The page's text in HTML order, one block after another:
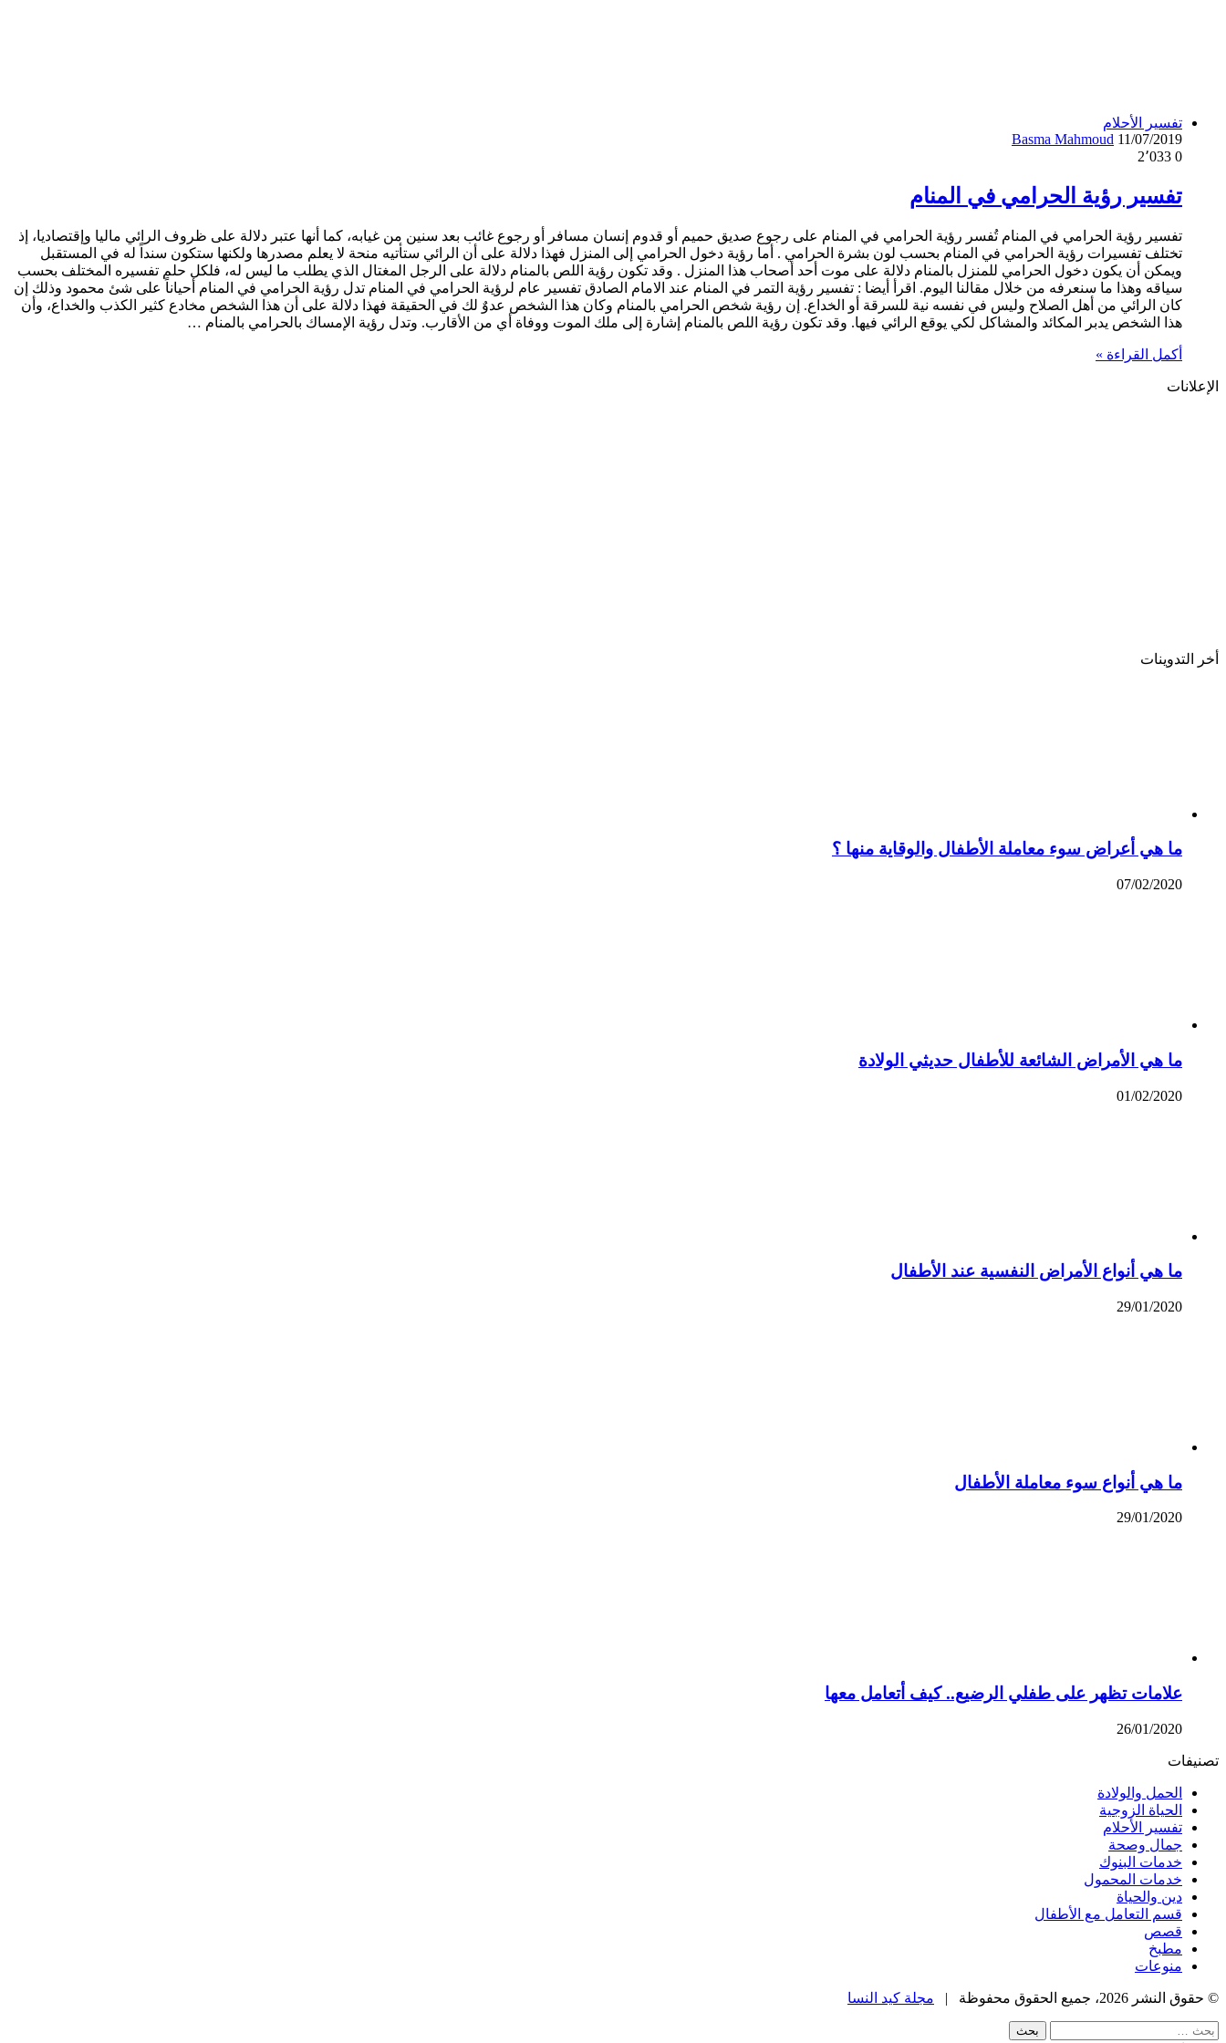
تفسير الأحلام
Basma Mahmoud 11/07/2019
0
تفسير رؤية الحرامي في المنام
تفسير رؤية الحرامي في المنام تُفسر رؤية الحرامي في المنام على رجوع صديق حميم أو قدوم إنسان مسافر أو رجوع غائب بعد سنين من غيابه، كما أنها عتبر دلالة على ظروف الرائي ماليا وإقتصاديا، إذ
تختلف تفسيرات رؤية الحرامي في المنام بحسب لون بشرة الحرامي . أما رؤية دخول الحرامي إلى المنزل فهذا دلالة على أن الرائي ستأتيه منحة لا يعلم مصدرها ولكنها ستكون سنداً له في المستقبل
ويمكن أن يكون دخول الحرامي للمنزل بالمنام دلالة على موت أحد أصحاب هذا المنزل . وقد تكون رؤية اللص بالمنام دلالة على الرجل المغتال الذي يطلب ما ليس له، فلكل حلم تفسيره المختلف بحسب
سياقه وهذا ما سنعرفه من خلال مقالنا اليوم. اقرأ أيضا : تفسير رؤية التمر في المنام عند الامام الصادق تفسير عام لرؤية الحرامي في المنام تدل رؤية الحرامي في المنام أحياناً على شئ محمود وذلك إن
كان الرائي من أهل الصلاح وليس في نفسه نية للسرقة أو الخداع. إن رؤية شخص الحرامي بالمنام وكان هذا الشخص عدوٌ لك في الحقيقة فهذا دلالة على أن هذا الشخص مخادع كثير الكذب والخداع، وأن
هذا الشخص يدبر المكائد والمشاكل لكي يوقع الرائي فيها. وقد تكون رؤية اللص بالمنام إشارة إلى ملك الموت ووفاة أي من الأقارب. وتدل رؤية الإمساك بالحرامي بالمنام …
أكمل القراءة »
الإعلانات
أخر التدوينات
ما هي أعراض سوء معاملة الأطفال والوقاية منها ؟
07/02/2020
ما هي الأمراض الشائعة للأطفال حديثي الولادة
01/02/2020
ما هي أنواع الأمراض النفسية عند الأطفال
29/01/2020
ما هي أنواع سوء معاملة الأطفال
29/01/2020
علامات تظهر على طفلي الرضيع.. كيف أتعامل معها
26/01/2020
تصنيفات
الحمل والولادة
الحياة الزوجية
تفسير الأحلام
جمال وصحة
خدمات البنوك
خدمات المحمول
دين والحياة
قسم التعامل مع الأطفال
قصص
مطبخ
منوعات
© حقوق النشر 2026، جميع الحقوق محفوظة |
مجلة كيد النسا
زر
إغلاق
البحث